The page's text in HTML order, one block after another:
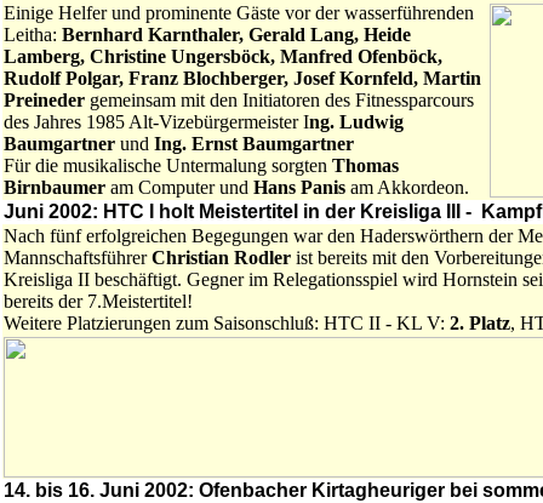
Einige Helfer und prominente Gäste vor der wasserführenden
Leitha: Bernhard Karnthaler, Gerald Lang, Heide
Lamberg, Christine Ungersböck, Manfred Ofenböck,
Rudolf Polgar, Franz Blochberger, Josef Kornfeld, Martin
Preineder gemeinsam mit den Initiatoren des Fitnessparcours
des Jahres 1985 Alt-Vizebürgermeister Ing. Ludwig
Baumgartner und Ing. Ernst Baumgartner
Für die musikalische Untermalung sorgten Thomas
Birnbaumer am Computer und Hans Panis am Akkordeon.
Juni 2002: HTC I holt Meistertitel in der Kreisliga III -
Nach fünf erfolgreichen Begegungen war den Haderswörthern der
MannschaftsführerChristian Rodler ist bereits mit den
Kreisliga II beschäftigt. Gegner im Relegationsspiel wird Hornstein
bereits der 7.Meistertitel!
Weitere Platzierungen zum Saisonschluß: HTC II - KL V: 2. Platz,
14. bis 16. Juni 2002: Ofenbacher Kirtagheuriger bei